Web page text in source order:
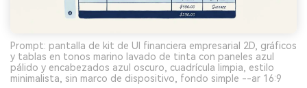
Prompt: pantalla de kit de UI financiera empresarial 2D, gráficos
y tablas en tonos marino lavado de tinta con paneles azul
pálido y encabezados azul oscuro, cuadrícula limpia, estilo
minimalista, sin marco de dispositivo, fondo simple --ar 16:9